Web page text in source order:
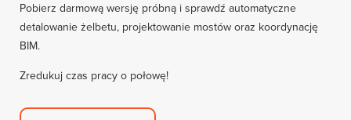
Pobierz darmową wersję próbną i sprawdź automatyczne
detalowanie żelbetu, projektowanie mostów oraz koordynację
BIM.
Zredukuj czas pracy o połowę!